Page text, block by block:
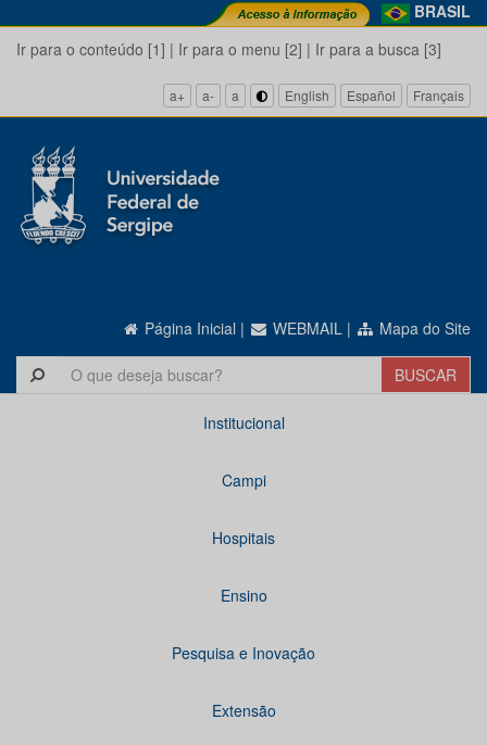
BRASIL
Ir para o conteúdo [1] | Ir para o menu [2] | Ir para a busca [3]
a+ a- a English Español Français
Página Inicial | WEBMAIL | Mapa do Site
Institucional
Campi
Hospitais
Ensino
Pesquisa e Inovação
Extensão